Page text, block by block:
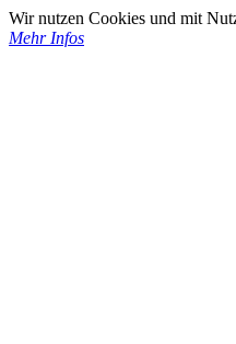
Wir nutzen Cookies und mit
Mehr Infos